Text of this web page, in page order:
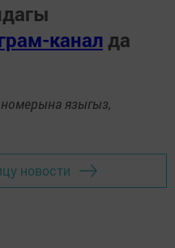
канал да
номерына языгыз,
новости